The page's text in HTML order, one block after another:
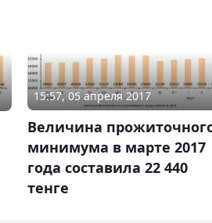
15:57, 05 апреля 2017
Величина
минимума в марте 2017
года составила 22 440
тенге